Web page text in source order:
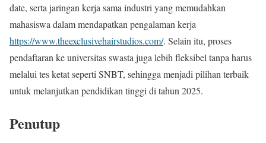
date, serta jaringan kerja sama industri yang memudahkan
mahasiswa dalam mendapatkan pengalaman kerja
https://www.theexclusivehairstudios.com/. Selain itu, proses
pendaftaran ke universitas swasta juga lebih fleksibel tanpa harus
melalui tes ketat seperti SNBT, sehingga menjadi pilihan terbaik
untuk melanjutkan pendidikan tinggi di tahun 2025.
Penutup